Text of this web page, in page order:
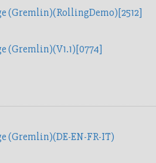
(Gremlin)(RollingDemo)[2512]
(Gremlin)(V1.1)[0774]
(Gremlin)(DE-EN-FR-IT)